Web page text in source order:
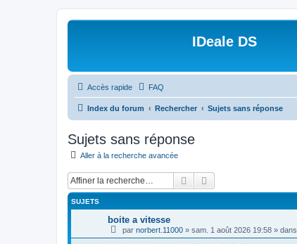
IDeale DS
Accès rapide FAQ
Index du forum Rechercher Sujets sans réponse
Sujets sans réponse
Aller à la recherche avancée
Rechercher
SUJETS
boite a vitesse
par norbert.11000 » sam. 1 août 2026 19:58 » dans